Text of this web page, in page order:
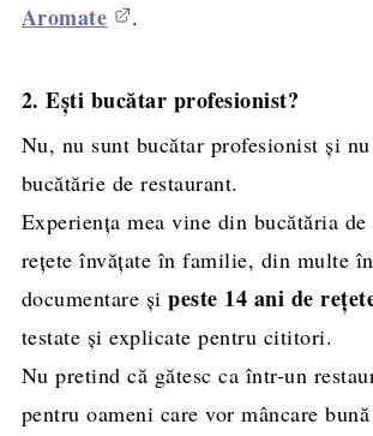
Aromate
.
2. Ești bucătar profesionist?
Nu, nu sunt bucătar profesionist și
bucătărie de restaurant.
Experiența mea vine din bucătăria de
rețete învățate în familie, din multe
documentare șipeste 14 ani de
testate și explicate pentru cititori.
Nu pretind că gătesc ca într-un
pentru oameni care vor mâncare